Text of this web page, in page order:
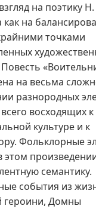
на поэтику Н.
как на
точками
на весьма
разнородных
восходящих к
культуре и к
Фольклорные
этом
семантику.
события из
героини, Домны